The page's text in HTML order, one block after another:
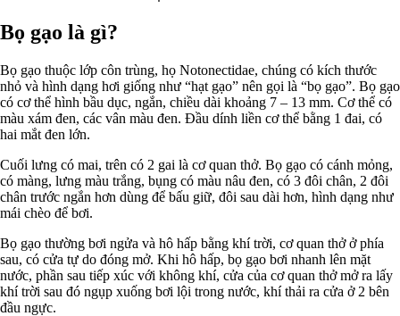
Bọ gạo là gì?
Bọ gạo thuộc lớp côn trùng, họ Notonectidae, chúng có kích thước
nhỏ và hình dạng hơi giống như “hạt gạo” nên gọi là “bọ gạo”. Bọ gạo
có cơ thể hình bầu dục, ngắn, chiều dài khoảng 7 – 13 mm. Cơ thể có
màu xám đen, các vân màu đen. Đầu dính liền cơ thể bằng 1 đai, có
hai mắt đen lớn.
Cuối lưng có mai, trên có 2 gai là cơ quan thở. Bọ gạo có cánh mỏng,
có màng, lưng màu trắng, bụng có màu nâu đen, có 3 đôi chân, 2 đôi
chân trước ngắn hơn dùng để bấu giữ, đôi sau dài hơn, hình dạng như
mái chèo để bơi.
Bọ gạo thường bơi ngửa và hô hấp bằng khí trời, cơ quan thở ở phía
sau, có cửa tự do đóng mở. Khi hô hấp, bọ gạo bơi nhanh lên mặt
nước, phần sau tiếp xúc với không khí, cửa của cơ quan thở mở ra lấy
khí trời sau đó ngụp xuống bơi lội trong nước, khí thải ra cửa ở 2 bên
đầu ngực.